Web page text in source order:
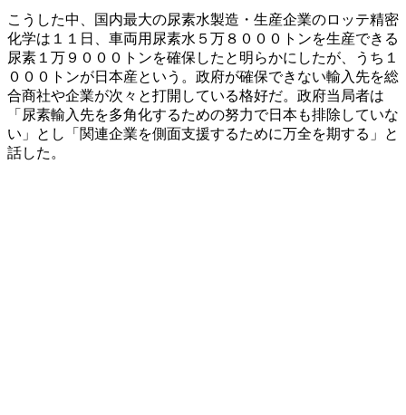
こうした中、国内最大の尿素水製造・生産企業のロッテ精密
化学は１１日、車両用尿素水５万８０００トンを生産できる
尿素１万９０００トンを確保したと明らかにしたが、うち１
０００トンが日本産という。政府が確保できない輸入先を総
合商社や企業が次々と打開している格好だ。政府当局者は
「尿素輸入先を多角化するための努力で日本も排除していな
い」とし「関連企業を側面支援するために万全を期する」と
話した。